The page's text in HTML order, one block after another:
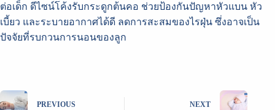
ต่อเด็ก ดีไซน์โค้งรับกระดูกต้นคอ ช่วยป้องกันปัญหาหัวแบน หัว
เบี้ยว และระบายอากาศได้ดี ลดการสะสมของไรฝุ่น ซึ่งอาจเป็น
ปัจจัยที่รบกวนการนอนของลูก
PREVIOUS NEXT